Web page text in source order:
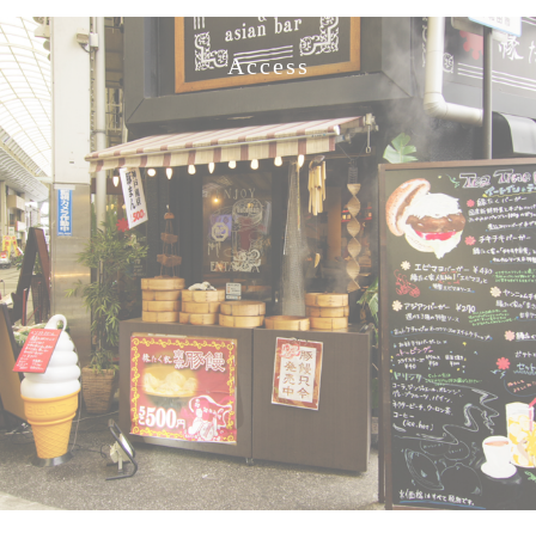
Access